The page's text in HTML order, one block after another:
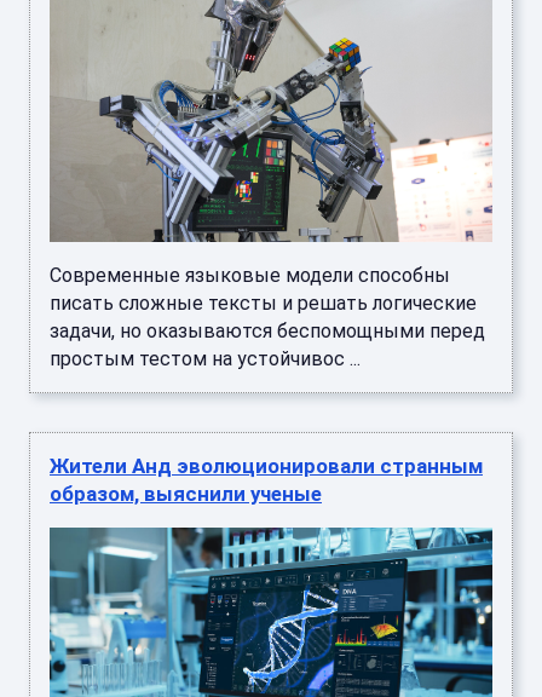
Современные языковые модели способны
писать сложные тексты и решать логические
задачи, но оказываются беспомощными перед
простым тестом на устойчивос ...
Жители Анд эволюционировали странным
образом, выяснили ученые